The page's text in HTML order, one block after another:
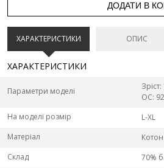
ДОДАТИ В
ХАРАКТЕРИСТИКИ ОПИС
ХАРАКТЕРИСТИКИ
Параметри моделі
ОС:
На моделі розмір
L-XL
Матеріал
Котон
Склад
70%